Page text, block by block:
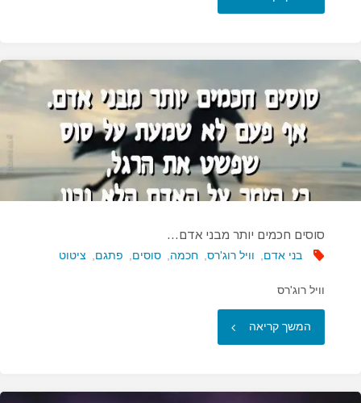
סוסים חכמים יותר מבני אדם…
בני אדם וויל רוג'רס חכמה סוסים פתגם ציטוט
וויל רוג'רס
המשך קריאה "סוסים
יותר